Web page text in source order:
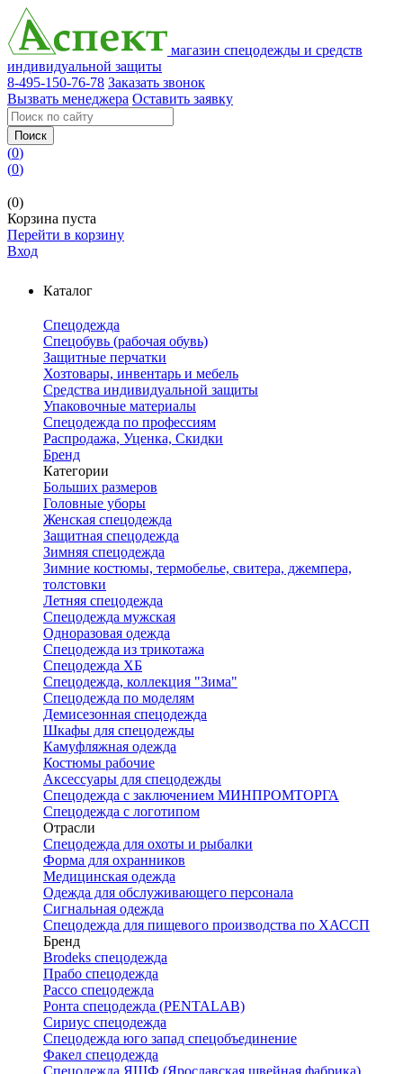
магазин спецодежды и средств
индивидуальной защиты
8-495-150-76-78 Заказать звонок
Вызвать менеджера Оставить заявку
Поиск
(0)
(0)
(0)
Корзина пуста
Перейти в корзину
Вход
Каталог
Спецодежда
Спецобувь (рабочая обувь)
Защитные перчатки
Хозтовары, инвентарь и мебель
Средства индивидуальной защиты
Упаковочные материалы
Спецодежда по профессиям
Распродажа, Уценка, Скидки
Бренд
Категории
Больших размеров
Головные уборы
Женская спецодежда
Защитная спецодежда
Зимняя спецодежда
Зимние костюмы, термобелье, свитера, джемпера,
толстовки
Летняя спецодежда
Спецодежда мужская
Одноразовая одежда
Спецодежда из трикотажа
Спецодежда ХБ
Спецодежда, коллекция "Зима"
Спецодежда по моделям
Демисезонная спецодежда
Шкафы для спецодежды
Камуфляжная одежда
Костюмы рабочие
Аксессуары для спецодежды
Спецодежда с заключением МИНПРОМТОРГА
Спецодежда с логотипом
Отрасли
Спецодежда для охоты и рыбалки
Форма для охранников
Медицинская одежда
Одежда для обслуживающего персонала
Сигнальная одежда
Спецодежда для пищевого производства по ХАССП
Бренд
Brodeks спецодежда
Прабо спецодежда
Рассо спецодежда
Ронта спецодежда (PENTALAB)
Сириус спецодежда
Спецодежда юго запад спецобъединение
Факел спецодежда
Спецодежда ЯШФ (Ярославская швейная фабрика)